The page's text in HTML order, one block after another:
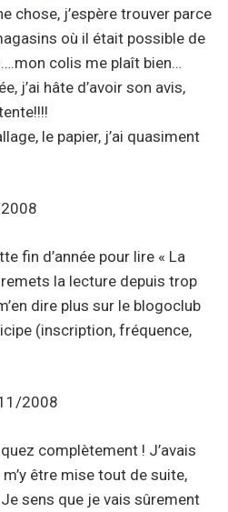
chose, j’espère trouver parce
où il était possible de
colis me plaît bien…
j’ai hâte d’avoir son avis,
le papier, j’ai quasiment
fin d’année pour lire « La
la lecture depuis trop
dire plus sur le blogoclub
(inscription, fréquence,
2008
complètement ! J’avais
être mise tout de suite,
sens que je vais sûrement